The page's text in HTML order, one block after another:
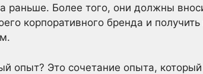
раньше. Более того, они должны
корпоративного бренда и
опыт? Это сочетание опыта,